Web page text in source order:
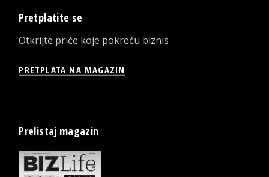
Pretplatite se
Otkrijte priče koje pokreću biznis
PRETPLATA NA MAGAZIN
Prelistaj magazin